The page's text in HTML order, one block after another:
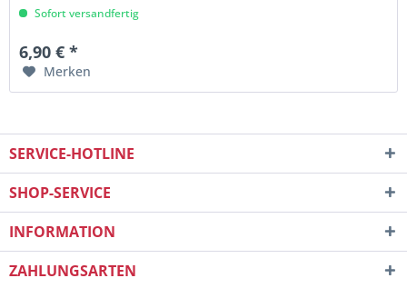
Sofort versandfertig
6,90 € *
Merken
SERVICE-HOTLINE
SHOP-SERVICE
INFORMATION
ZAHLUNGSARTEN